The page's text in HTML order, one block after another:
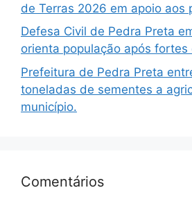
de Terras 2026 em apoio aos
Defesa Civil de Pedra Preta
orienta população após fortes
Prefeitura de Pedra Preta
toneladas de sementes a
município.
Comentários